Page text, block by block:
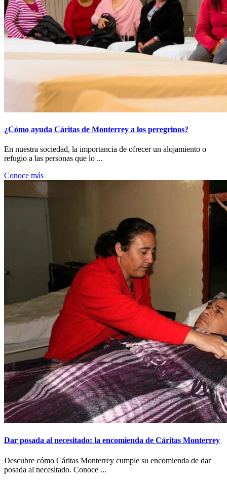
¿Cómo ayuda Cáritas de Monterrey a los peregrinos?
En nuestra sociedad, la importancia de ofrecer un alojamiento o
refugio a las personas que lo ...
Conoce más
Dar posada al necesitado: la encomienda de Cáritas Monterrey
Descubre cómo Cáritas Monterrey cumple su encomienda de dar
posada al necesitado. Conoce ...